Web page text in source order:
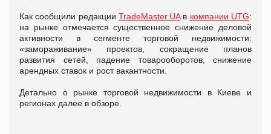
Как сообщили редакции TradeMaster.UAв компании UTG:
на рынке отмечается существенное снижение деловой
активности в сегменте торговой недвижимости:
«замораживание» проектов, сокращение планов
развития сетей, падение товарооборотов, снижение
арендных ставок и рост вакантности.
Детально о рынке торговой недвижимости в Киеве и
регионах далее в обзоре.